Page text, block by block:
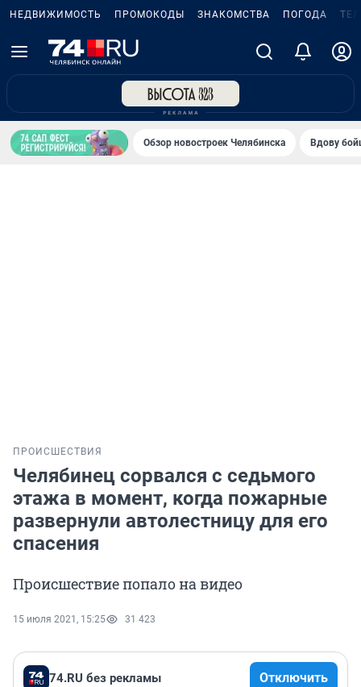
НЕДВИЖИМОСТЬ ПРОМОКОДЫ ЗНАКОМСТВА ПОГОДА
Обзор новостроек Челябинска Вдову
ПРОИСШЕСТВИЯ
Челябинец сорвался с седьмого
этажа в момент, когда пожарные
развернули автолестницу для его
спасения
Происшествие попало на видео
15 июля 2021, 15:25 31 423
74.RU без рекламы Отключить